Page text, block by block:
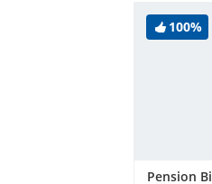
100%